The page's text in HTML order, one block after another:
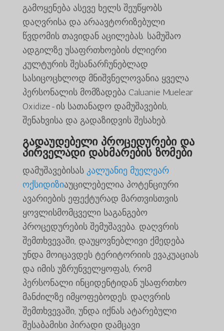
გამოყენება ასევე ხელს შეუწყობს
დაღვრისა და არაავტორიზებული
წვდომის თავიდან აცილებას. სამუშაო
ადგილზე უსაფრთხოების ძლიერი
კულტურის შესანარჩუნებლად
სასიცოცხლოდ მნიშვნელოვანია ყველა
პერსონალის მომზადება Caluanie Muelear
Oxidize-ის სათანადო დამუშავების,
შენახვისა და გადაზიდვის შესახებ.
გადაუდებელი პროცედურები და
პირველადი დახმარების ზომები
დამუშავებისას კალუანიე მუელეარ
ოქსიდიზიაუცილებელია პოტენციური
ავარიების ეფექტურად მართვისთვის
ყოვლისმომცველი საგანგებო
პროცედურების შემუშავება. დაღვრის
შემთხვევაში, დაუყოვნებლივი ქმედება
უნდა მოიცავდეს ტერიტორიის ევაკუაციას
და იმის უზრუნველყოფას, რომ
პერსონალი ინციდენტიდან უსაფრთხო
მანძილზე იმყოფებოდეს. დაღვრის
შემთხვევაში, უნდა იქნას ატარებული
შესაბამისი პირადი დამცავი